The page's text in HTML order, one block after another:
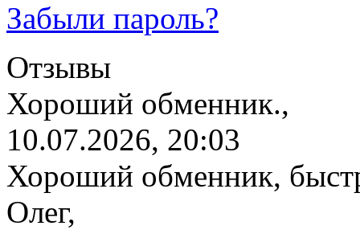
Забыли пароль?
Отзывы
Хороший обменник.,
10.07.2026, 20:03
Хороший обменник,
Олег,